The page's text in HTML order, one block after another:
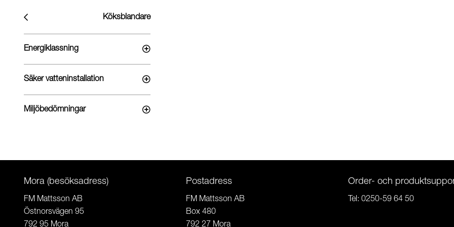
Köksblandare
Energiklassning
Säker vatteninstallation
Miljöbedömningar
Mora (besöksadress)
FM Mattsson AB
Östnorsvägen 95
792 95 Mora
Postadress
FM Mattsson AB
Box 480
792 27 Mora
Order- och
Tel: 0250-59 64 50